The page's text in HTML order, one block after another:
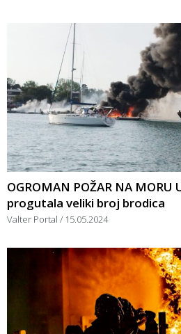
OGROMAN POŽAR NA MORU
progutala veliki broj brodica
Valter Portal 15.05.2024